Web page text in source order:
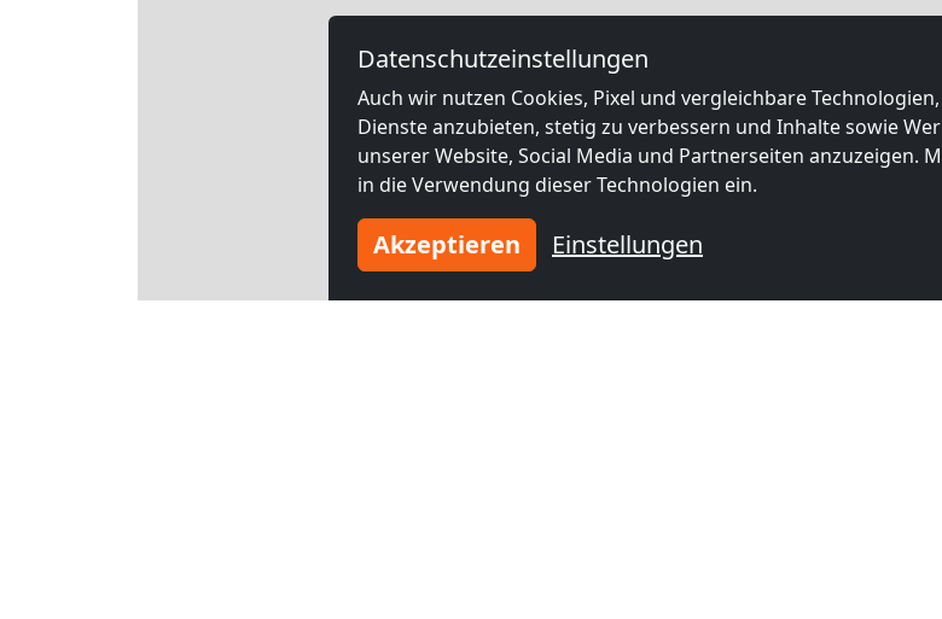
Datenschutzeinstellungen
Auch wir nutzen Cookies, Pixel und vergleichbare
Dienste anzubieten, stetig zu verbessern und Inhalte sowie
unserer Website, Social Media und Partnerseiten anzuzeigen.
in die Verwendung dieser Technologien ein.
Akzeptieren Einstellungen